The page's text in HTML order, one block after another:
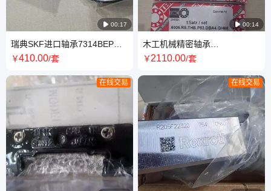
 00:17
瑞典SKF进口轴承7314BEP
6314-2Z/C3 5310 C3 空压机轴
￥410.00/套
在线交易
 00:14
木工机械精密轴承
H7009.C.T.2RSZ.P4.UL 德国
￥2110.00/套
在线交易